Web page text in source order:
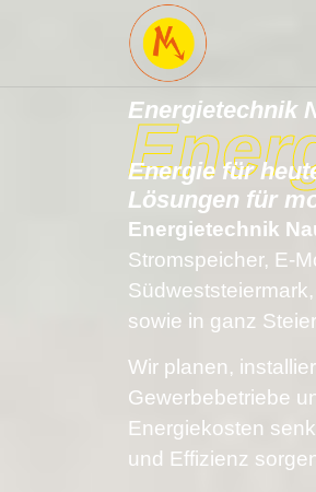
Energietechnik
Energie für
Lösungen für
Energietechnik
Stromspeicher, E-
Südweststeiermark
sowie in ganz
Wir planen,
Gewerbebetriebe
Energiekosten
und Effizienz